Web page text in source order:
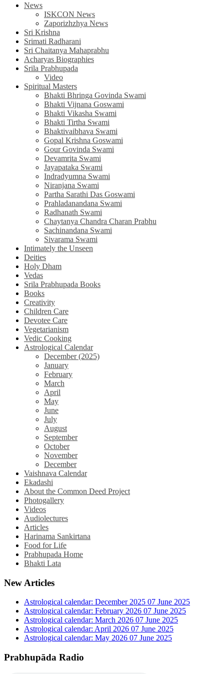
News
ISKCON News
Zaporizhzhya News
Sri Krishna
Srimati Radharani
Sri Chaitanya Mahaprabhu
Acharyas Biographies
Srila Prabhupada
Video
Spiritual Masters
Bhakti Bhringa Govinda Swami
Bhakti Vijnana Goswami
Bhakti Vikasha Swami
Bhakti Tirtha Swami
Bhaktivaibhava Swami
Gopal Krishna Goswami
Gour Govinda Swami
Devamrita Swami
Jayapataka Swami
Indradyumna Swami
Niranjana Swami
Partha Sarathi Das Goswami
Prahladanandana Swami
Radhanath Swami
Chaytanya Chandra Charan Prabhu
Sachinandana Swami
Sivarama Swami
Intimately the Unseen
Deities
Holy Dham
Vedas
Srila Prabhupada Books
Books
Creativity
Children Care
Devotee Care
Vegetarianism
Vedic Cooking
Astrological Calendar
December (2025)
January
February
March
April
May
June
July
August
September
October
November
December
Vaishnava Calendar
Ekadashi
About the Common Deed Project
Photogallery
Videos
Audiolectures
Articles
Harinama Sankirtana
Food for Life
Prabhupada Home
Bhakti Lata
New Articles
Astrological calendar: December 2025 07 June 2025
Astrological calendar: February 2026 07 June 2025
Astrological calendar: March 2026 07 June 2025
Astrological calendar: April 2026 07 June 2025
Astrological calendar: May 2026 07 June 2025
Prabhupāda Radio